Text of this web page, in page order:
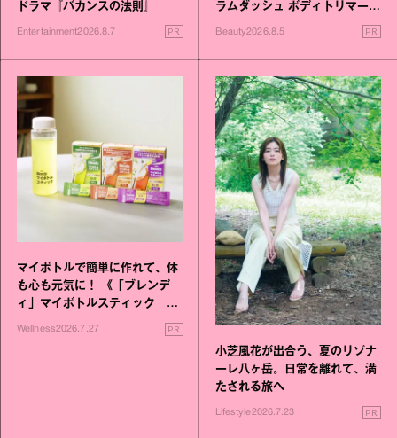
ドラマ『バカンスの法則』
Entertainment2026.8.7 PR
ラムダッシュ ボディトリマーが
Beauty2026.8.5 PR
マイボトルで簡単に作れて、体
も心も元気に！ 《「ブレンデ
ィ」マイボトルスティック い
いこと毎日》シリーズが誕生
Wellness2026.7.27 PR
小芝風花が出合う、夏のリゾナ
ーレ八ヶ岳。日常を離れて、満
たされる旅へ
Lifestyle2026.7.23 PR